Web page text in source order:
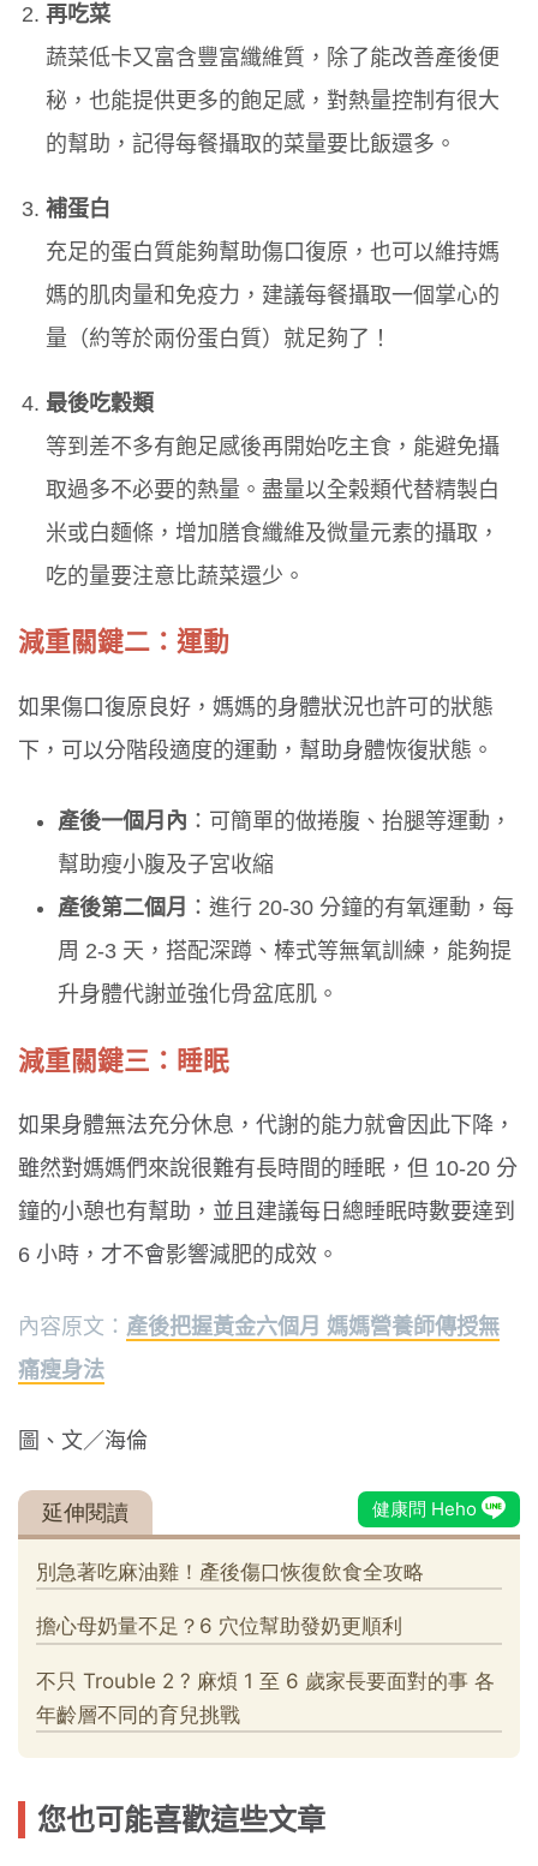
再吃菜
蔬菜低卡又富含豐富纖維質，除了能改善產後便
秘，也能提供更多的飽足感，對熱量控制有很大
的幫助，記得每餐攝取的菜量要比飯還多。
補蛋白
充足的蛋白質能夠幫助傷口復原，也可以維持媽
媽的肌肉量和免疫力，建議每餐攝取一個掌心的
量（約等於兩份蛋白質）就足夠了！
最後吃穀類
等到差不多有飽足感後再開始吃主食，能避免攝
取過多不必要的熱量。盡量以全榖類代替精製白
米或白麵條，增加膳食纖維及微量元素的攝取，
吃的量要注意比蔬菜還少。
減重關鍵二：運動
如果傷口復原良好，媽媽的身體狀況也許可的狀態
下，可以分階段適度的運動，幫助身體恢復狀態。
產後一個月內 ：可簡單的做捲腹、抬腿等運動，
幫助瘦小腹及子宮收縮
產後第二個月 ：進行 20-30 分鐘的有氧運動，每
周 2-3 天，搭配深蹲、棒式等無氧訓練，能夠提
升身體代謝並強化骨盆底肌。
減重關鍵三：睡眠
如果身體無法充分休息，代謝的能力就會因此下降，
雖然對媽媽們來說很難有長時間的睡眠，但 10-20 分
鐘的小憩也有幫助，並且建議每日總睡眠時數要達到
6 小時，才不會影響減肥的成效。
內容原文： 產後把握黃金六個月 媽媽營養師傳授無
痛瘦身法
圖、文／海倫
您也可能喜歡這些文章